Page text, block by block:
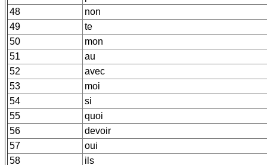
48
non
49
te
50
mon
51
au
52
avec
53
moi
54
si
55
quoi
56
devoir
57
oui
58
ils